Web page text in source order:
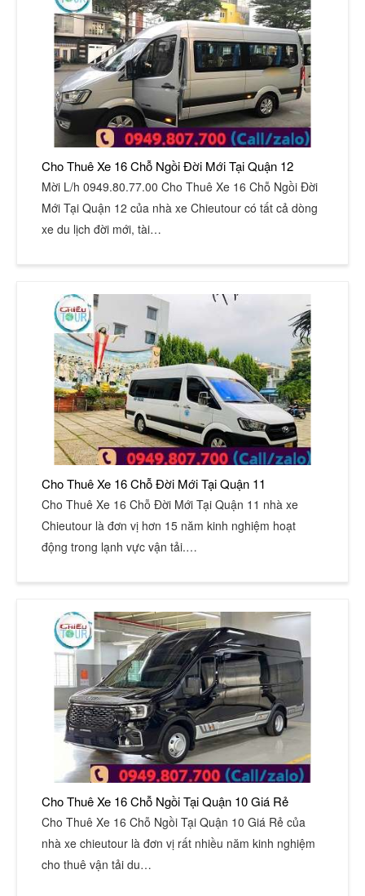
Cho Thuê Xe 16 Chỗ Ngồi Đời Mới Tại Quận 12
Mời L/h 0949.80.77.00 Cho Thuê Xe 16 Chỗ Ngồi Đời
Mới Tại Quận 12 của nhà xe Chieutour có tất cả dòng
xe du lịch đời mới, tài…
Cho Thuê Xe 16 Chỗ Đời Mới Tại Quận 11
Cho Thuê Xe 16 Chỗ Đời Mới Tại Quận 11 nhà xe
Chieutour là đơn vị hơn 15 năm kinh nghiệm hoạt
động trong lạnh vực vận tải.…
Cho Thuê Xe 16 Chỗ Ngồi Tại Quận 10 Giá Rẻ
Cho Thuê Xe 16 Chỗ Ngồi Tại Quận 10 Giá Rẻ của
nhà xe chieutour là đơn vị rất nhiều năm kinh nghiệm
cho thuê vận tải du…